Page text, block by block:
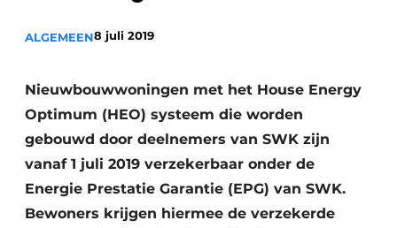
Uitnodiging Rondetafelgesprek – 20 jaar Profiel
Vacatures
Video’s
Werben
ALGEMEEN8 juli 2019
Nieuwbouwwoningen met het House Energy
Optimum (HEO) systeem die worden
gebouwd door deelnemers van SWK zijn
vanaf 1 juli 2019 verzekerbaar onder de
Energie Prestatie Garantie (EPG) van SWK.
Bewoners krijgen hiermee de verzekerde